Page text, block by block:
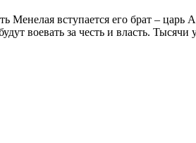
вступается его брат –
воевать за честь и власть. Тысячи